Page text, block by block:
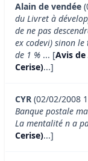
Alain de vendée
du Livret à
de ne pas
ex codevi) sinon
de 1 % ... [Avis de
Cerise)...]
CYR (02/02/2008
Banque postale
La mentalité n a
Cerise)...]